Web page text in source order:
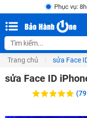
Phục vụ:
Trang chủ sửa Face
sửa Face ID